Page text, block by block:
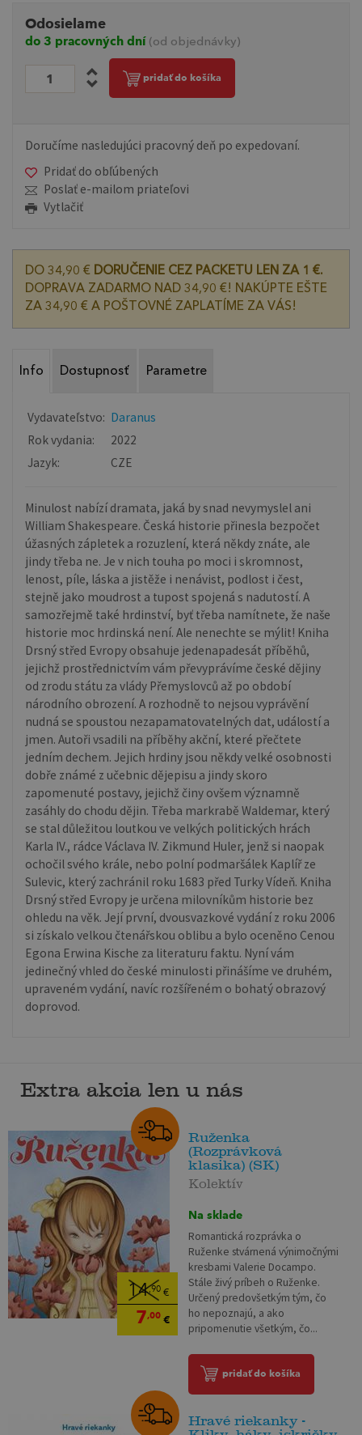
Odosielame
do 3 pracovných dní (od objednávky)
pridať do košíka
Doručíme nasledujúci pracovný deň po expedovaní.
Pridať do obľúbených
Poslať e-mailom priateľovi
Vytlačiť
DO 34,90 € DORUČENIE CEZ PACKETU LEN ZA 1 €.
DOPRAVA ZADARMO NAD 34,90 €! NAKÚPTE EŠTE
ZA 34,90 € A POŠTOVNÉ ZAPLATÍME ZA VÁS!
Info Dostupnosť Parametre
Vydavateľstvo: Daranus
Rok vydania:
2022
Jazyk:
CZE
Minulost nabízí dramata, jaká by snad nevymyslel ani
William Shakespeare. Česká historie přinesla bezpočet
úžasných zápletek a rozuzlení, která někdy znáte, ale
jindy třeba ne. Je v nich touha po moci i skromnost,
lenost, píle, láska a jistěže i nenávist, podlost i čest,
stejně jako moudrost a tupost spojená s nadutostí. A
samozřejmě také hrdinství, byť třeba namítnete, že naše
historie moc hrdinská není. Ale nenechte se mýlit! Kniha
Drsný střed Evropy obsahuje jedenapadesát příběhů,
jejichž prostřednictvím vám převyprávíme české dějiny
od zrodu státu za vlády Přemyslovců až po období
národního obrození. A rozhodně to nejsou vyprávění
nudná se spoustou nezapamatovatelných dat, událostí a
jmen. Autoři vsadili na příběhy akční, které přečtete
jedním dechem. Jejich hrdiny jsou někdy velké osobnosti
dobře známé z učebnic dějepisu a jindy skoro
zapomenuté postavy, jejichž činy ovšem významně
zasáhly do chodu dějin. Třeba markrabě Waldemar, který
se stal důležitou loutkou ve velkých politických hrách
Karla IV., rádce Václava IV. Zikmund Huler, jenž si naopak
ochočil svého krále, nebo polní podmaršálek Kaplíř ze
Sulevic, který zachránil roku 1683 před Turky Vídeň. Kniha
Drsný střed Evropy je určena milovníkům historie bez
ohledu na věk. Její první, dvousvazkové vydání z roku 2006
si získalo velkou čtenářskou oblibu a bylo oceněno Cenou
Egona Erwina Kische za literaturu faktu. Nyní vám
jedinečný vhled do české minulosti přinášíme ve druhém,
upraveném vydání, navíc rozšířeném o bohatý obrazový
doprovod.
Extra akcia len u nás
14,90€
7,00€
Ruženka
(Rozprávková
klasika) (SK)
Kolektív
Na sklade
Romantická rozprávka o
Ruženke stvárnená výnimočnými
kresbami Valerie Docampo.
Stále živý príbeh o Ruženke.
Určený predovšetkým tým, čo
ho nepoznajú, a ako
pripomenutie všetkým, čo...
pridať do košíka
Hravé riekanky -